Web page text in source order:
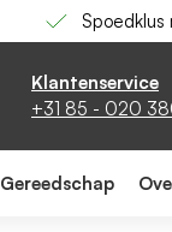
Spoedklus
Klantenservice
+31 85 - 020
Gereedschap